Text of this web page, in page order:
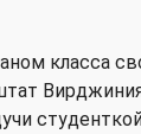
класса